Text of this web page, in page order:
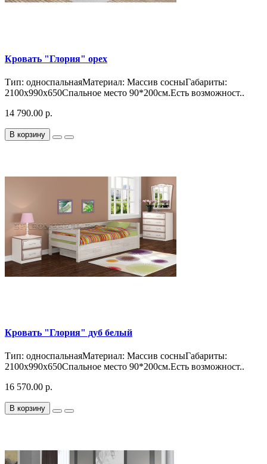
Кровать "Глория" орех
Тип: односпальнаяМатериал: Массив сосныГабариты:
2100x990x650Спальное место 90*200см.Есть возможност..
14 790.00 р.
В корзину
Кровать "Глория" дуб белый
Тип: односпальнаяМатериал: Массив сосныГабариты:
2100x990x650Спальное место 90*200см.Есть возможност..
16 570.00 р.
В корзину